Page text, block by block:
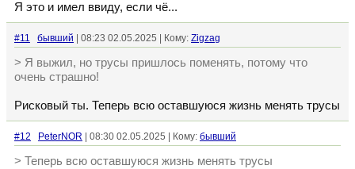
Я это и имел ввиду, если чё...
#11 бывший | 08:23 02.05.2025 | Кому: Zigzag
> Я выжил, но трусы пришлось поменять, потому что
очень страшно!
Рисковый ты. Теперь всю оставшуюся жизнь менять трусы
#12 PeterNOR | 08:30 02.05.2025 | Кому: бывший
> Теперь всю оставшуюся жизнь менять трусы